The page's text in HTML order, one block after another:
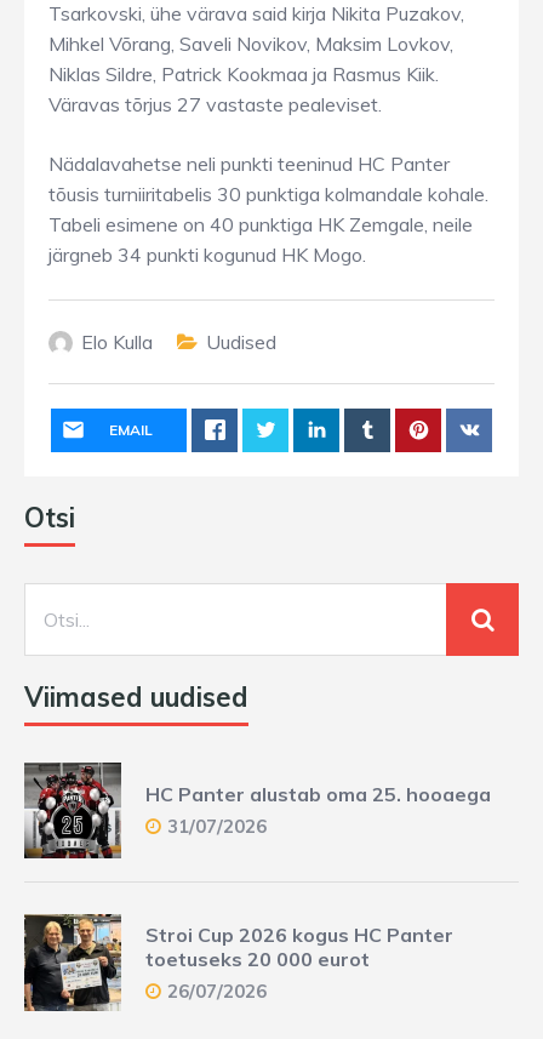
Tsarkovski, ühe värava said kirja Nikita Puzakov,
Mihkel Võrang, Saveli Novikov, Maksim Lovkov,
Niklas Sildre, Patrick Kookmaa ja Rasmus Kiik.
Väravas tõrjus 27 vastaste pealeviset.
Nädalavahetse neli punkti teeninud HC Panter
tõusis turniiritabelis 30 punktiga kolmandale kohale.
Tabeli esimene on 40 punktiga HK Zemgale, neile
järgneb 34 punkti kogunud HK Mogo.
Elo Kulla Uudised
EMAIL
Otsi
Viimased uudised
HC Panter alustab oma 25. hooaega
31/07/2026
Stroi Cup 2026 kogus HC Panter
toetuseks 20 000 eurot
26/07/2026